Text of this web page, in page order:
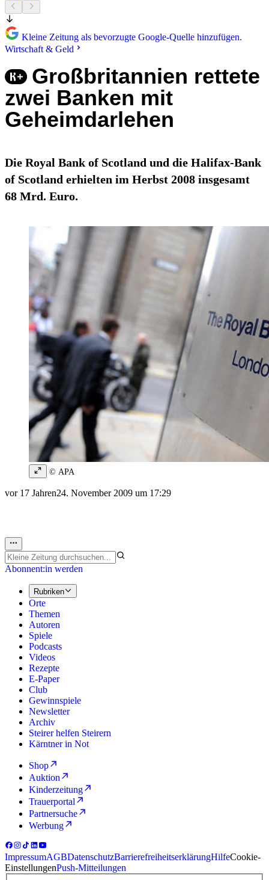
Kleine Zeitung als bevorzugte Google-Quelle hinzufügen.
Wirtschaft & Geld
Großbritannien rettete
zwei Banken mit
Geheimdarlehen
Die Royal Bank of Scotland und die Halifax-Bank
of Scotland erhielten im Herbst 2008 insgesamt
68 Mrd. Euro.
© APA
vor 17 Jahren24. November 2009 um 17:29
Abonnent:in werden
Rubriken
Orte
Themen
Autoren
Spiele
Podcasts
Videos
Rezepte
E-Paper
Club
Gewinnspiele
Newsletter
Archiv
Steirer helfen Steirern
Kärntner in Not
Shop
Auktion
Kinderzeitung
Trauerportal
Partnersuche
Werbung
ImpressumAGBDatenschutzBarrierefreiheitserklärungHilfeCookie-
EinstellungenPush-Mitteilungen